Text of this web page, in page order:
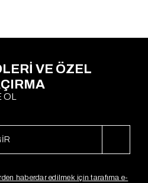
VE ÖZEL
OL
haberdar edilmek için tarafıma e-